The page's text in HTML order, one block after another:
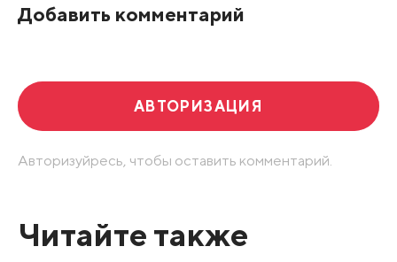
Добавить комментарий
АВТОРИЗАЦИЯ
Авторизуйресь, чтобы оставить комментарий.
Читайте также